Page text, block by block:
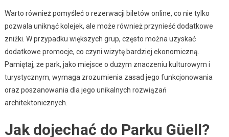
Warto również pomyśleć o rezerwacji biletów online, co nie tylko
pozwala uniknąć kolejek, ale może również przynieść dodatkowe
zniżki. W przypadku większych grup, często można uzyskać
dodatkowe promocje, co czyni wizytę bardziej ekonomiczną.
Pamiętaj, że park, jako miejsce o dużym znaczeniu kulturowym i
turystycznym, wymaga zrozumienia zasad jego funkcjonowania
oraz poszanowania dla jego unikalnych rozwiązań
architektonicznych.
Jak dojechać do Parku Güell?